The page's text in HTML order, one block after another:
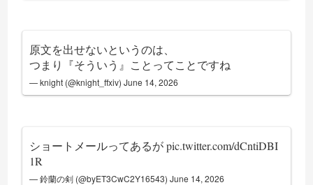
原文を出せないというのは、
つまり『そういう』ことってことですね
— knight (@knight_ffxiv)June 14, 2026
ショートメールってあるがpic.twitter.com/dCntiDBI
1R
— 鈴蘭の剣 (@byET3CwC2Y16543)June 14, 2026